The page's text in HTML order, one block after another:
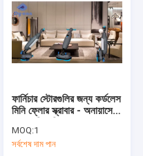
ফার্নিচার স্টোরগুলির জন্য কর্ডলেস
মিনি ফ্লোর স্ক্রাবার - অনায়াসে
MOQ:1
সর্বশেষ দাম পান